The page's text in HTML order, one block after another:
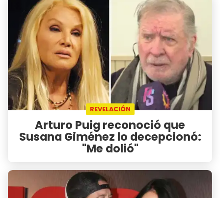
REVELACIÓN
Arturo Puig reconoció que
Susana Giménez lo decepcionó:
"Me dolió"